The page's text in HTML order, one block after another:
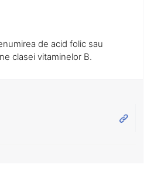
de acid folic sau
clasei vitaminelor B.